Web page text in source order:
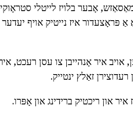
אָבער בלויז לייטלי
אויב איר אָנהייבן צו עסן רעכט,
און ריכטיק ברידינג און אָפּרו.